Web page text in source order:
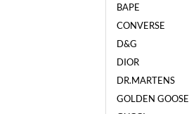
BAPE
CONVERSE
D&G
DIOR
DR.MARTENS
GOLDEN GOOSE